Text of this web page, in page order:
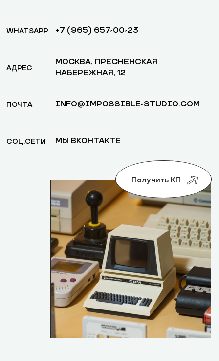
WHATSAPP
АДРЕС
ПОЧТА
СОЦ.СЕТИ
+7 (965) 657-00-23
МОСКВА, ​ПРЕСНЕНСКАЯ
НАБЕРЕЖНАЯ, 12
INFO@IMPOSSIBLE-STUDIO.COM
МЫ ВКОНТАКТЕ
Получить КП